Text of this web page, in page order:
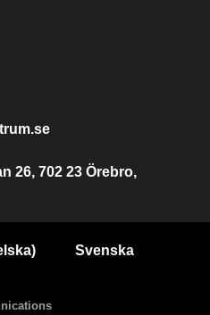
26, 702 23 Örebro,
) Svenska